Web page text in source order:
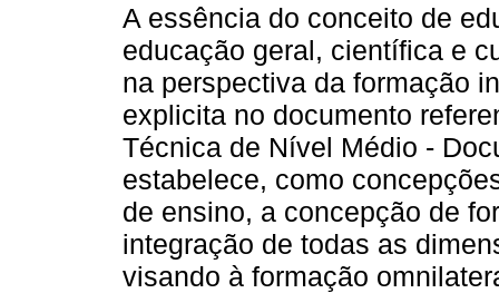
A essência do conceito de
educação geral, científica e
na perspectiva da formação
explicita no documento
Técnica de Nível Médio -
estabelece, como
de ensino, a concepção de
integração de todas as
visando à formação